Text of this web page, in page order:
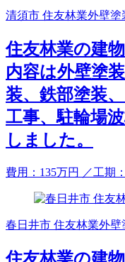
清須市 住友林業外壁塗
住友林業の建
内容は外壁塗
装、鉄部塗装
工事、駐輪場
しました。
費用： 135万円 ／工期
春日井市 住友林業外壁
住友林業の建